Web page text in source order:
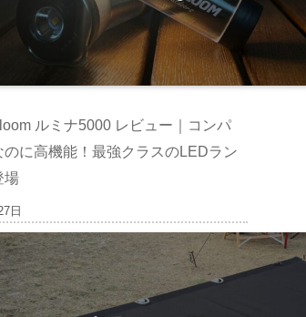
ルミナ5000 レビュー｜コンパ
のに高機能！最強クラスのLEDラン
場
日